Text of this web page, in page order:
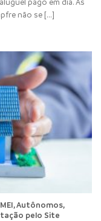
não se [...]
Autônomos,
pelo Site